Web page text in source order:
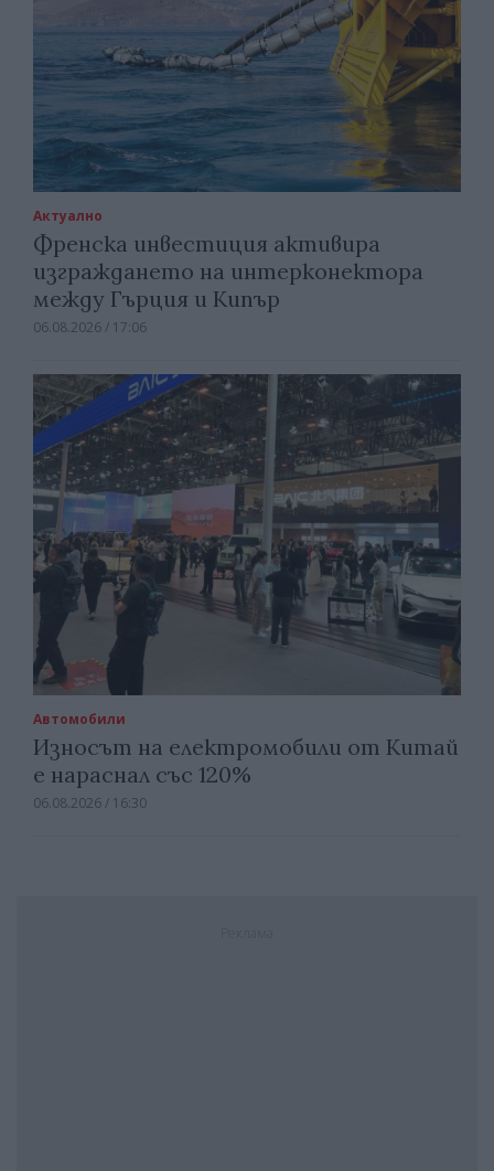
Актуално
Френска инвестиция активира
изграждането на интерконектора
между Гърция и Кипър
06.08.2026 / 17:06
Автомобили
Износът на електромобили от Китай
е нараснал със 120%
06.08.2026 / 16:30